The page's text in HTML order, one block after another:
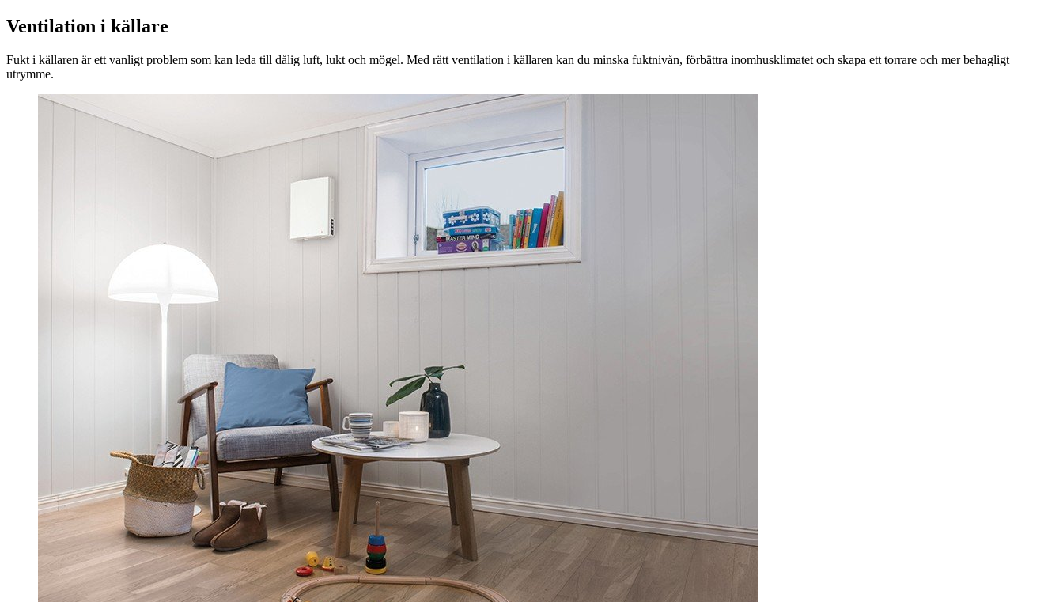
Ventilation i källare
Fukt i källaren är ett vanligt problem som kan leda till dålig luft, lukt och mögel. Med rätt ventilation i källaren kan du minska fuktnivån, förbättra inomhusklimatet och skapa ett torrare och mer behagligt
utrymme.